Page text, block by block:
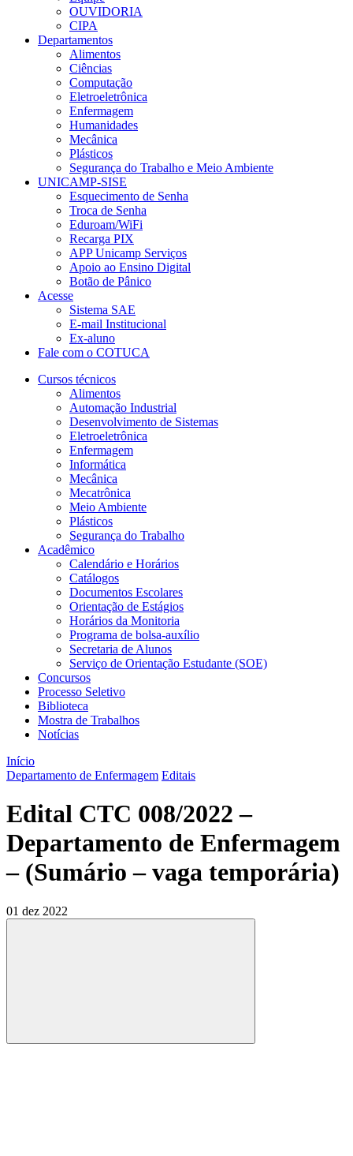
OUVIDORIA
CIPA
Departamentos
Alimentos
Ciências
Computação
Eletroeletrônica
Enfermagem
Humanidades
Mecânica
Plásticos
Segurança do Trabalho e Meio Ambiente
UNICAMP-SISE
Esquecimento de Senha
Troca de Senha
Eduroam/WiFi
Recarga PIX
APP Unicamp Serviços
Apoio ao Ensino Digital
Botão de Pânico
Acesse
Sistema SAE
E-mail Institucional
Ex-aluno
Fale com o COTUCA
Cursos técnicos
Alimentos
Automação Industrial
Desenvolvimento de Sistemas
Eletroeletrônica
Enfermagem
Informática
Mecânica
Mecatrônica
Meio Ambiente
Plásticos
Segurança do Trabalho
Acadêmico
Calendário e Horários
Catálogos
Documentos Escolares
Orientação de Estágios
Horários da Monitoria
Programa de bolsa-auxílio
Secretaria de Alunos
Serviço de Orientação Estudante (SOE)
Concursos
Processo Seletivo
Biblioteca
Mostra de Trabalhos
Notícias
Início
Departamento de Enfermagem Editais
Edital CTC 008/2022 –
Departamento de Enfermagem
– (Sumário – vaga temporária)
01 dez 2022
Compartilhar